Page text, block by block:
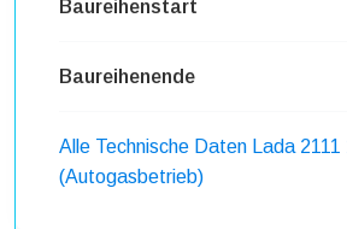
Baureihenstart
Baureihenende
Alle Technische Daten Lada
(Autogasbetrieb)